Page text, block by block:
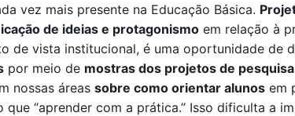
vez mais presente na Educação Básica.
de ideias e protagonismo em relação à
de vista institucional, é uma oportunidade de
por meio de mostras dos projetos de pesquisa
nossas áreassobre como orientar alunos em
“aprender com a prática.” Isso dificulta a